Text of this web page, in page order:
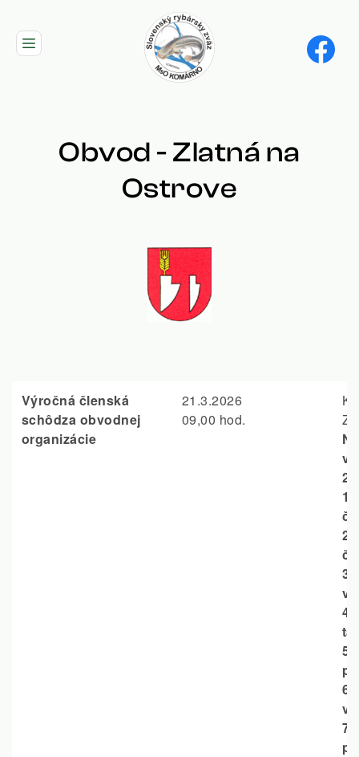
main
Obvod - Zlatná na
Ostrove
Výročná členská
schôdza obvodnej
organizácie
21.3.2026
09,00 hod.
1.
2.
3.
4.
5.
6.
7.